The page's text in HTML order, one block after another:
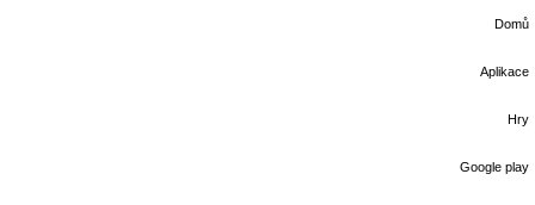
Domů
Aplikace
Hry
Google play